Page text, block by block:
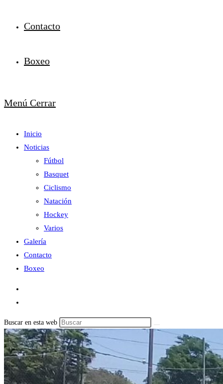
Contacto
Boxeo
Menú Cerrar
Inicio
Noticias
Fútbol
Basquet
Ciclismo
Natación
Hockey
Varios
Galería
Contacto
Boxeo
Buscar en esta web